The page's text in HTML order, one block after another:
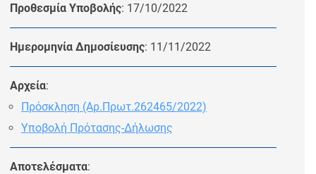
Προθεσμία Υποβολής: 17/10/2022
Ημερομηνία Δημοσίευσης: 11/11/2022
Αρχεία:
Πρόσκληση (Αρ.Πρωτ.262465/2022)
Υποβολή Πρότασης-Δήλωσης
Αποτελέσματα: